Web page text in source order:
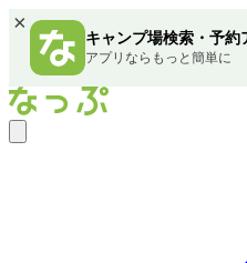
×
キャンプ場検索・予約
アプリならもっと簡単に